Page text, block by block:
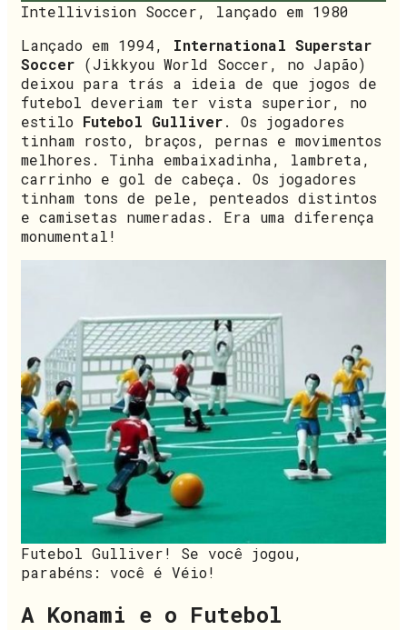
Intellivision Soccer, lançado em 1980
Lançado em 1994, International Superstar
Soccer (Jikkyou World Soccer, no Japão)
deixou para trás a ideia de que jogos de
futebol deveriam ter vista superior, no
estilo Futebol Gulliver. Os jogadores
tinham rosto, braços, pernas e movimentos
melhores. Tinha embaixadinha, lambreta,
carrinho e gol de cabeça. Os jogadores
tinham tons de pele, penteados distintos
e camisetas numeradas. Era uma diferença
monumental!
Futebol Gulliver! Se você jogou,
parabéns: você é Véio!
A Konami e o Futebol